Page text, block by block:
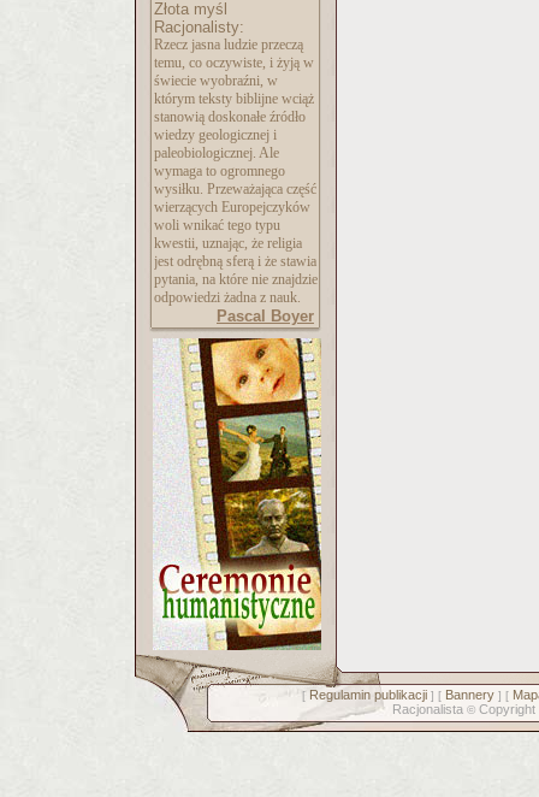
Złota myśl
Racjonalisty:
Rzecz jasna ludzie przeczą
temu, co oczywiste, i żyją w
świecie wyobraźni, w
którym teksty biblijne wciąż
stanowią doskonałe źródło
wiedzy geologicznej i
paleobiologicznej. Ale
wymaga to ogromnego
wysiłku. Przeważająca część
wierzących Europejczyków
woli wnikać tego typu
kwestii, uznając, że religia
jest odrębną sferą i że stawia
pytania, na które nie znajdzie
odpowiedzi żadna z nauk.
Pascal Boyer
[ Regulamin publikacji] [ Bannery] [
Racjonalista © Copyright